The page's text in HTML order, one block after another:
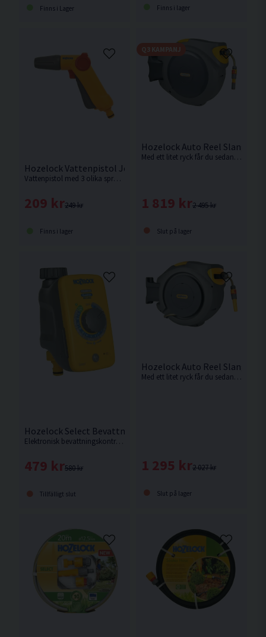
Finns i Lager Finns i lager
Hozelock Vattenpistol Jetspray
Vattenpistol med 3 olika sprutmönster från Hozelock
249 kr
209 kr
Finns i lager
Hozelock Auto Reel
Med ett litet ryck får du sedan skiktningsmekanismen att sakta och prydligt vinda upp slangen igen, utan veck eller knutar som kräver arbete.
2 495 kr
1 819 kr
Slut på lager
Q3 KAMPANJ
Hozelock Select Bevattningskontroll Elektronisk
Elektronisk bevattningskontroll från Hozelock.
580 kr
479 kr
Tillfälligt slut
Hozelock Auto Reel
Med ett litet ryck får du sedan skiktningsmekanismen att sakta och prydligt vinda upp slangen igen, utan veck eller knutar som kräver arbete.
2 027 kr
1 295 kr
Slut på lager